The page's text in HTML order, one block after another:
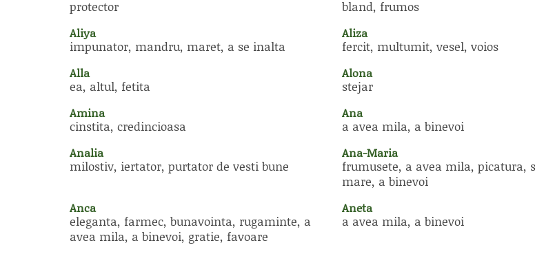
protector
bland, frumos
Aliya
impunator, mandru, maret, a se inalta
Aliza
fercit, multumit, vesel, voios
Alla
ea, altul, fetita
Alona
stejar
Amina
cinstita, credincioasa
Ana
a avea mila, a binevoi
Analia
milostiv, iertator, purtator de vesti bune
Ana-Maria
frumusete, a avea mila, picatura,
mare, a binevoi
Anca
eleganta, farmec, bunavointa, rugaminte, a
avea mila, a binevoi, gratie, favoare
Aneta
a avea mila, a binevoi